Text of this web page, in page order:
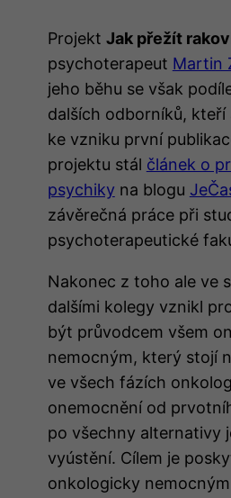
Projekt Jak přežít
psychoterapeut Martin
jeho běhu se však
dalších odborníků, kteří
ke vzniku první
projektu stál článek o
psychiky na blogu
závěrečná práce při
psychoterapeutické
Nakonec z toho ale ve
dalšími kolegy vznikl
být průvodcem všem
nemocným, který stojí
ve všech fázích
onemocnění od
po všechny alternativy
vyústění. Cílem je
onkologicky